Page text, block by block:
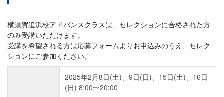
横須賀追浜校アドバンスクラスは、セレクションに合格された方
のみ受講いただけます。
受講を希望される方は応募フォームよりお申込みのうえ、セレク
ションにご参加ください。
2025年2⽉8⽇(土)、9日(日)、15日(土)、16日
(日) 8:00〜20:00